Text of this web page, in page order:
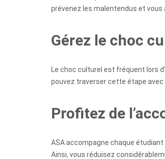
prévenez les malentendus et
Gérez le choc
Le choc culturel est fréquent lors
pouvez traverser cette étape avec
Profitez de
ASA accompagne chaque
Ainsi, vous réduisez